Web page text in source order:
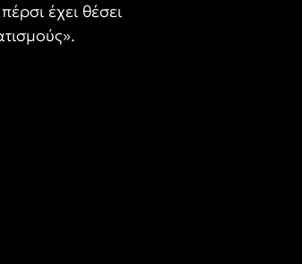
έχει θέσει